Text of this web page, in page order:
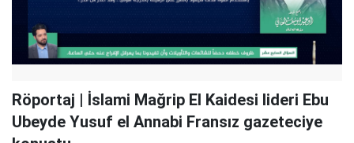
Röportaj | İslami Mağrip El Kaidesi lideri Ebu
Ubeyde Yusuf el Annabi Fransız gazeteciye